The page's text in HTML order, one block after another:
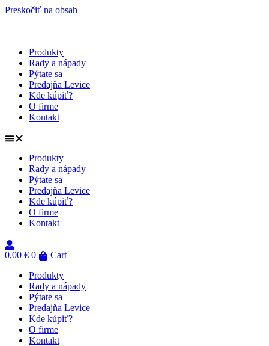
Preskočiť na obsah
Produkty
Rady a nápady
Pýtate sa
Predajňa Levice
Kde kúpiť?
O firme
Kontakt
Produkty
Rady a nápady
Pýtate sa
Predajňa Levice
Kde kúpiť?
O firme
Kontakt
0,00 € 0 Cart
Produkty
Rady a nápady
Pýtate sa
Predajňa Levice
Kde kúpiť?
O firme
Kontakt